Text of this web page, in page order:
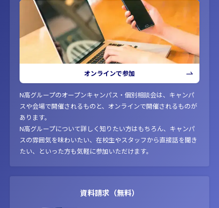
オンラインで参加
N高グループのオープンキャンパス・個別相談会は、キャンパ
スや会場で開催されるものと、オンラインで開催されるものが
あります。
N高グループについて詳しく知りたい方はもちろん、キャンパ
スの雰囲気を味わいたい、在校生やスタッフから直接話を聞き
たい、といった方も気軽に参加いただけます。
資料請求（無料）